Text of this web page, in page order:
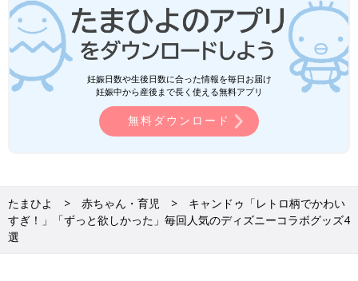
妊娠日数や生後日数に合った情報を毎日お届け
妊娠中から産後まで長く使える無料アプリ
無料ダウンロード
たまひよ 赤ちゃん・育児
キャンドゥ「レトロ柄でかわい
すぎ！」「ずっと欲しかった」毎回人気のディズニーコラボグッズ4
選